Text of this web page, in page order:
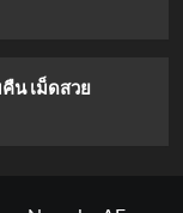
น เม็ดสวย